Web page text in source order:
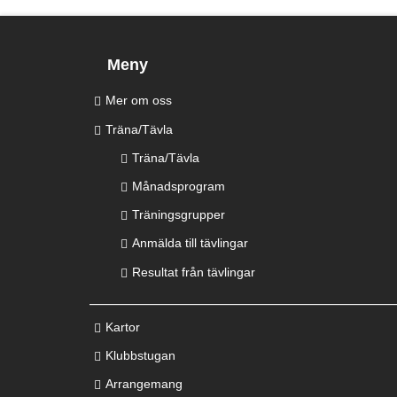
Meny
Mer om oss
Träna/Tävla
Träna/Tävla
Månadsprogram
Träningsgrupper
Anmälda till tävlingar
Resultat från tävlingar
Kartor
Klubbstugan
Arrangemang